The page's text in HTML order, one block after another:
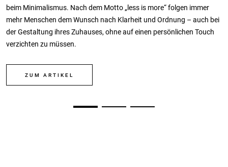
beim Minimalismus. Nach dem Motto „less is more“ folgen immer
mehr Menschen dem Wunsch nach Klarheit und Ordnung – auch bei
der Gestaltung ihres Zuhauses, ohne auf einen persönlichen Touch
verzichten zu müssen.
ZUM ARTIKEL